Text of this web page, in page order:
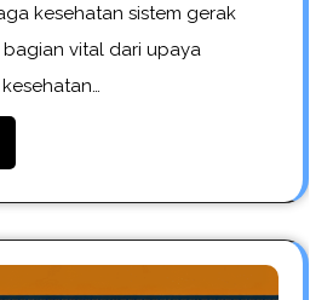
kesehatan sistem gerak
vital dari upaya